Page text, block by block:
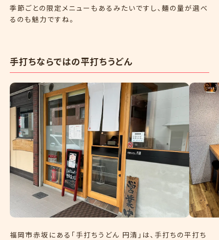
季節ごとの限定メニューもあるみたいですし、麺の量が選べ
るのも魅力ですね。
手打ちならではの平打ちうどん
福岡市赤坂にある「手打ちうどん 円清」は、手打ちの平打ち